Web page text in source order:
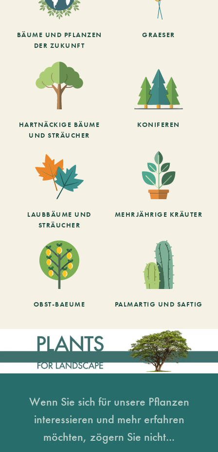
BÄUME UND PFLANZEN
DER ZUKUNFT
GRAESER
HARTNÄCKIGE BÄUME
UND STRÄUCHER
KONIFEREN
LAUBBÄUME UND
STRÄUCHER
MEHRJÄHRIGE KRÄUTER
OBST-BAEUME PALMARTIG UND SAFTIG
Wenn Sie sich für unsere Pflanzen
interessieren und mehr erfahren
möchten, zögern Sie nicht...